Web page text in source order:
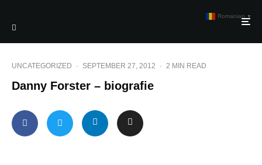
UNCATEGORIZED · SEPTEMBER 27, 2012 · 2 MIN READ
Danny Forster – biografie
Romanian ▼